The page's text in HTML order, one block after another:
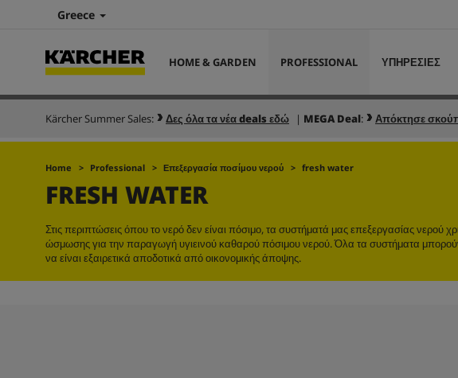
Greece
HOME & GARDEN PROFESSIONAL ΥΠΗΡΕΣΙΕΣ
Kärcher Summer Sales: Δες όλα τα νέα deals εδώ | MEGA Deal: Απόκτησε
Home Professional Επεξεργασία ποσίμου νερού fresh water
FRESH WATER
Στις περιπτώσεις όπου το νερό δεν είναι πόσιμο, τα συστήματά μας επεξεργασίας νερού
ώσμωσης για την παραγωγή υγιεινού καθαρού πόσιμου νερού. Όλα τα συστήματα
να είναι εξαιρετικά αποδοτικά από οικονομικής άποψης.